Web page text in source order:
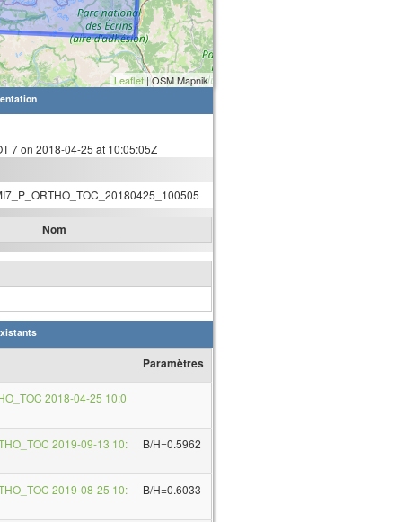
Leaflet| OSM Mapnik
7 on 2018-04-25 at 10:05:05Z
Nom
Paramètres
2018-04-25 10:0
2019-09-13 10:
B/H=0.5962
2019-08-25 10:
B/H=0.6033